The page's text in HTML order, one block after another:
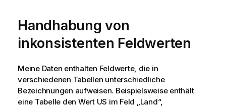
Handhabung von
inkonsistenten Feldwerten
Meine Daten enthalten Feldwerte, die in
verschiedenen Tabellen unterschiedliche
Bezeichnungen aufweisen. Beispielsweise enthält
eine Tabelle den Wert US im Feld „Land“,